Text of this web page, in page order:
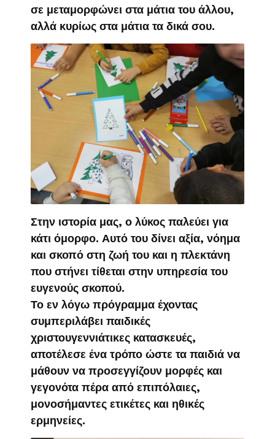
σε μεταμορφώνει στα μάτια του άλλου,
αλλά κυρίως στα μάτια τα δικά σου.
Στην ιστορία μας, ο λύκος παλεύει για
κάτι όμορφο. Αυτό του δίνει αξία, νόημα
και σκοπό στη ζωή του και η πλεκτάνη
που στήνει τίθεται στην υπηρεσία του
ευγενούς σκοπού.
Το εν λόγω πρόγραμμα έχοντας
συμπεριλάβει παιδικές
χριστουγεννιάτικες κατασκευές,
αποτέλεσε ένα τρόπο ώστε τα παιδιά να
μάθουν να προσεγγίζουν μορφές και
γεγονότα πέρα από επιπόλαιες,
μονοσήμαντες ετικέτες και ηθικές
ερμηνείες.